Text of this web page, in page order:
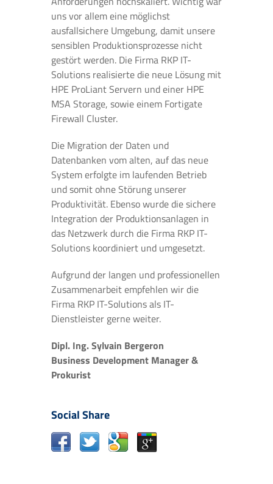
uns vor allem eine möglichst
ausfallsichere Umgebung, damit unsere
sensiblen Produktionsprozesse nicht
gestört werden. Die Firma RKP IT-
Solutions realisierte die neue Lösung mit
HPE ProLiant Servern und einer HPE
MSA Storage, sowie einem Fortigate
Firewall Cluster.
Die Migration der Daten und
Datenbanken vom alten, auf das neue
System erfolgte im laufenden Betrieb
und somit ohne Störung unserer
Produktivität. Ebenso wurde die sichere
Integration der Produktionsanlagen in
das Netzwerk durch die Firma RKP IT-
Solutions koordiniert und umgesetzt.
Aufgrund der langen und professionellen
Zusammenarbeit empfehlen wir die
Firma RKP IT-Solutions als IT-
Dienstleister gerne weiter.
Dipl. Ing. Sylvain Bergeron
Business Development Manager &
Prokurist
Social Share